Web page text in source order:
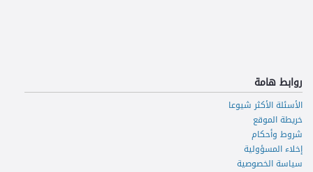
روابط هامة
الأسئلة الأكثر شيوعا
خريطة الموقع
شروط وأحكام
إخلاء المسؤولية
سياسة الخصوصية